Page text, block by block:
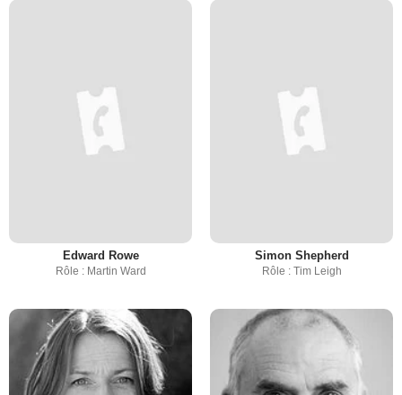
Edward Rowe
Rôle : Martin Ward
Simon Shepherd
Rôle : Tim Leigh